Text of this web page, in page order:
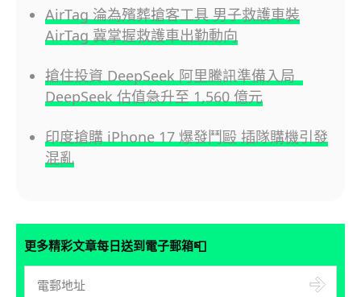
AirTag 淪為殯葬搶客工具 男子救護車裝
AirTag 冀掌握救護車出勤動向
搶住投資 DeepSeek 阿里騰訊準備入局
DeepSeek 估值急升至 1,560 億元
印度搶購 iPhone 17 爆發鬥毆 插隊購機引發
混亂
更多精彩文章每日送到電子郵箱📮